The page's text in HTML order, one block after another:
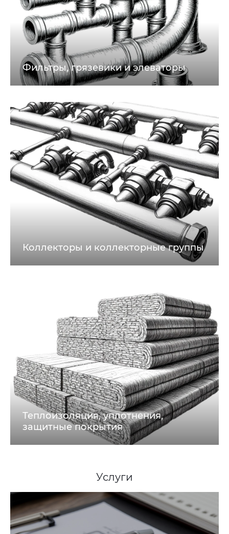
Фильтры, грязевики и элеваторы
Коллекторы и коллекторные группы
Теплоизоляция, уплотнения,
защитные покрытия
Услуги